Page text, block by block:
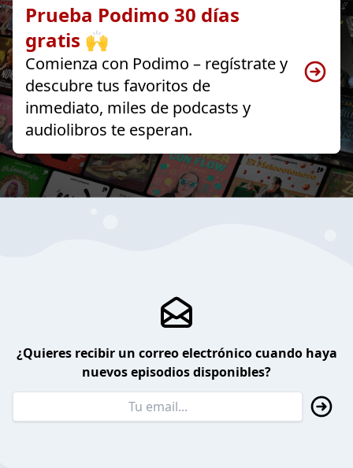
Prueba Podimo 30 días
gratis 🙌
Comienza con Podimo – regístrate y
descubre tus favoritos de
inmediato, miles de podcasts y
audiolibros te esperan.
¿Quieres recibir un correo electrónico cuando haya
nuevos episodios disponibles?